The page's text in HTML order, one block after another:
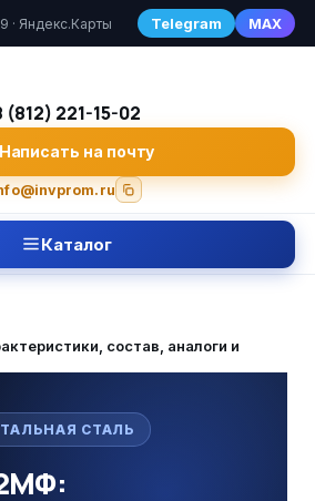
· Яндекс.Карты Telegram MAX
(812) 221-15-02
Написать на почту
Каталог
состав, аналоги и
СТАЛЬ